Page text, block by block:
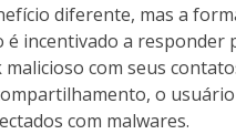
diferente, mas a
incentivado a responder
com seus
o
com malwares.